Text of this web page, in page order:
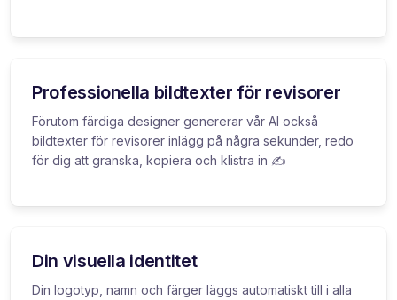
Professionella bildtexter för revisorer
Förutom färdiga designer genererar vår AI också
bildtexter för revisorer inlägg på några sekunder, redo
för dig att granska, kopiera och klistra in ✍️
Din visuella identitet
Din logotyp, namn och färger läggs automatiskt till i alla